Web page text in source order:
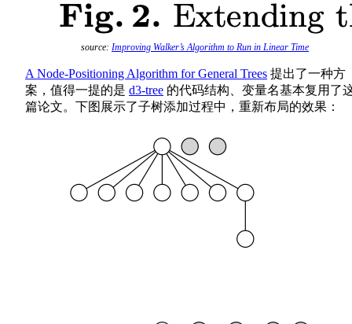
source: Improving Walker’s Algorithm to Run in Linear Time
A Node-Positioning Algorithm for General Trees 提出了一种方
案，值得一提的是 d3-tree 的代码结构、变量名基本复用了
篇论文。下图展示了子树添加过程中，重新布局的效果：